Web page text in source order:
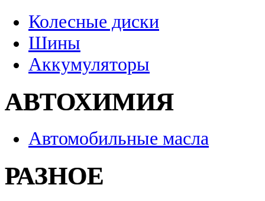
Колесные диски
Шины
Аккумуляторы
АВТОХИМИЯ
Автомобильные масла
РАЗНОЕ